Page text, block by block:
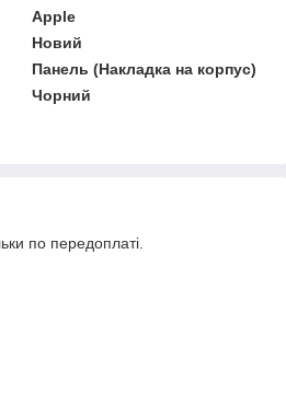
Apple
Новий
Панель (Накладка на корпус)
Чорний
по передоплаті.